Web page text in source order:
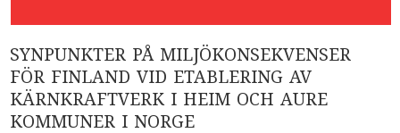
SYNPUNKTER PÅ MILJÖKONSEKVENSER
FÖR FINLAND VID ETABLERING AV
KÄRNKRAFTVERK I HEIM OCH AURE
KOMMUNER I NORGE